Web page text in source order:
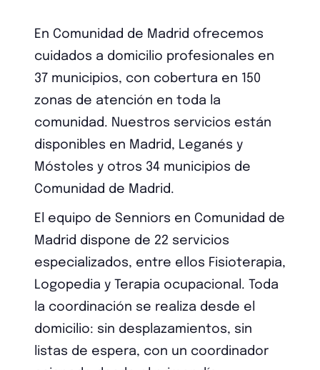
En Comunidad de Madrid ofrecemos
cuidados a domicilio profesionales en
37 municipios, con cobertura en 150
zonas de atención en toda la
comunidad. Nuestros servicios están
disponibles en Madrid, Leganés y
Móstoles y otros 34 municipios de
Comunidad de Madrid.
El equipo de Senniors en Comunidad de
Madrid dispone de 22 servicios
especializados, entre ellos Fisioterapia,
Logopedia y Terapia ocupacional. Toda
la coordinación se realiza desde el
domicilio: sin desplazamientos, sin
listas de espera, con un coordinador